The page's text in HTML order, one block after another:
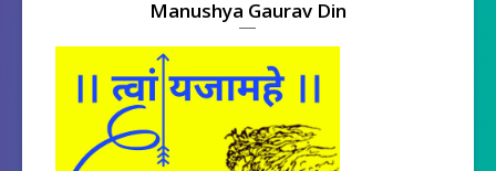
Manushya Gaurav Din